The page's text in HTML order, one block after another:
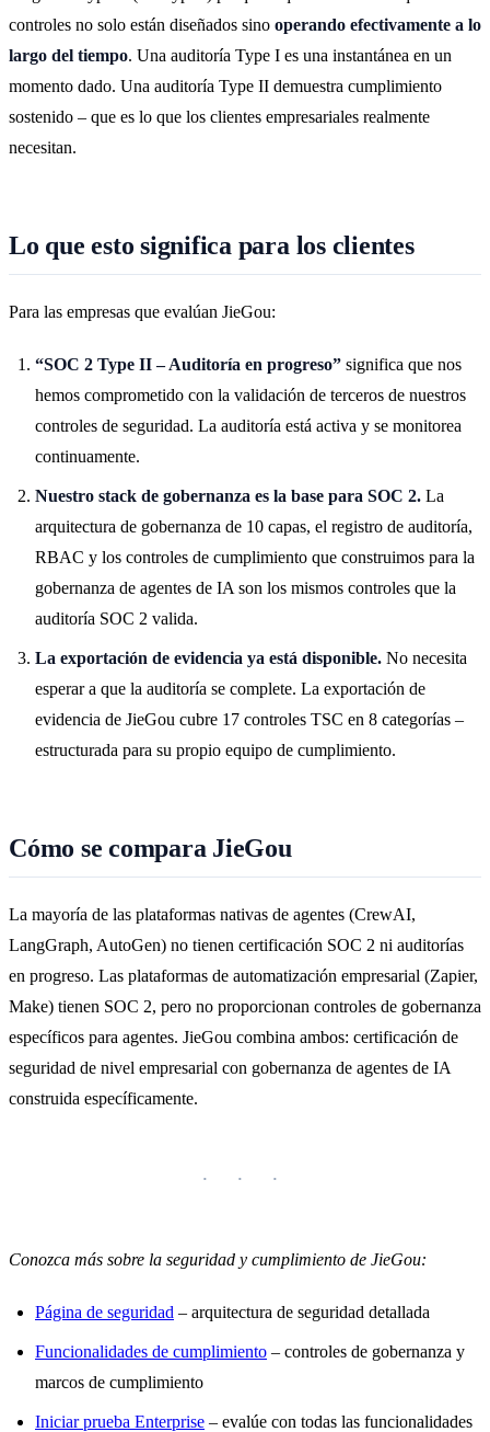
controles no solo están diseñados sino operando efectivamente a lo
largo del tiempo. Una auditoría Type I es una instantánea en un
momento dado. Una auditoría Type II demuestra cumplimiento
sostenido – que es lo que los clientes empresariales realmente
necesitan.
Lo que esto significa para los clientes
Para las empresas que evalúan JieGou:
“SOC 2 Type II – Auditoría en progreso” significa que nos
hemos comprometido con la validación de terceros de nuestros
controles de seguridad. La auditoría está activa y se monitorea
continuamente.
Nuestro stack de gobernanza es la base para SOC 2. La
arquitectura de gobernanza de 10 capas, el registro de auditoría,
RBAC y los controles de cumplimiento que construimos para la
gobernanza de agentes de IA son los mismos controles que la
auditoría SOC 2 valida.
La exportación de evidencia ya está disponible. No necesita
esperar a que la auditoría se complete. La exportación de
evidencia de JieGou cubre 17 controles TSC en 8 categorías –
estructurada para su propio equipo de cumplimiento.
Cómo se compara JieGou
La mayoría de las plataformas nativas de agentes (CrewAI,
LangGraph, AutoGen) no tienen certificación SOC 2 ni auditorías
en progreso. Las plataformas de automatización empresarial (Zapier,
Make) tienen SOC 2, pero no proporcionan controles de gobernanza
específicos para agentes. JieGou combina ambos: certificación de
seguridad de nivel empresarial con gobernanza de agentes de IA
construida específicamente.
Conozca más sobre la seguridad y cumplimiento de JieGou:
Página de seguridad – arquitectura de seguridad detallada
Funcionalidades de cumplimiento – controles de gobernanza y
marcos de cumplimiento
Iniciar prueba Enterprise – evalúe con todas las funcionalidades